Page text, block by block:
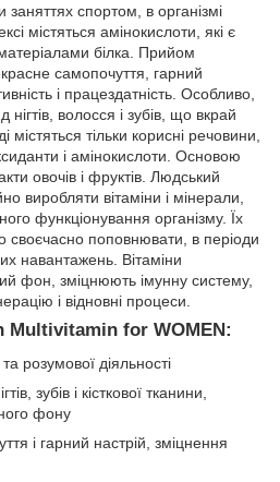
спортом, в організмі
містяться амінокислоти, які є
білка. Прийом
самопочуття, гарний
і працездатність. Особливо,
нігтів, волосся і зубів, що вкрай
тільки корисні речовини,
і амінокислоти. Основою
овочів і фруктів. Людський
виробляти вітаміни і мінерали,
функціонування організму. Їх
своєчасно поповнювати, в періоди
навантажень. Вітаміни
фон, зміцнюють імунну систему,
і відновні процеси.
Multivitamin for WOMEN:
розумової діяльності
зубів і кісткової тканини,
фону
і гарний настрій, зміцнення